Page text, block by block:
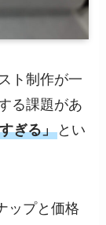
ト制作が一
る課題があ
ぎる」 とい
ップと価格